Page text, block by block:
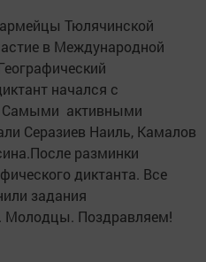
Тюлячинской
в Международной
начался с
Самыми активными
Серазиев Наиль, Камалов
разминки
диктанта. Все
задания
Молодцы. Поздравляем!